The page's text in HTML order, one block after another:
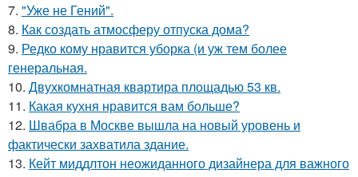
7. "Уже не Гений".
8. Как создать атмосферу отпуска дома?
9. Редко кому нравится уборка (и уж тем более
генеральная.
10. Двухкомнатная квартира площадью 53 кв.
11. Какая кухня нравится вам больше?
12. Швабра в Москве вышла на новый уровень и
фактически захватила здание.
13. Кейт миддлтон неожиданного дизайнера для важного